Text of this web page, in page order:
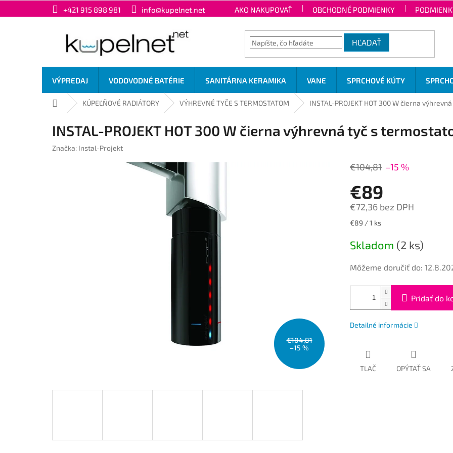
+421 915 898 981 info@kupelnet.net AKO NAKUPOVAŤ OBCHODNÉ PODMIENKY
HĽADAŤ
VÝPREDAJ VODOVODNÉ BATÉRIE SANITÁRNA KERAMIKA VANE SPRCHOVÉ KÚTY
DomovKÚPEĽŇOVÉ RADIÁTORY VÝHREVNÉ TYČE S TERMOSTATOM INSTAL-PROJEKT HOT 300 W čierna
INSTAL-PROJEKT HOT 300 W čierna výhrevná tyč s
Značka: Instal-Projekt
€104,81
–15 %
€104,81 –15 %
€89
€72,36 bez DPH
Jednotková
€89 / 1 ks
Skladom (2 ks)
Môžeme doručiť do:
Pridať do
Detailné informácie
TLAČ OPÝTAŤ SA